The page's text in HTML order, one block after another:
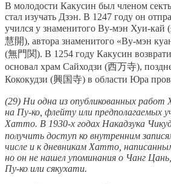
В молодости Какусин был членом
стал изучать Дзэн. В 1247 году он
учился у знаменитого Ву-мэн Хуи-
慧開), автора знаменитого «Ву-мэн
(無門関). В 1254 году Какусин
основал храм Сайходзи (西万寺),
Кококудзи (興国寺) в области Юра
(29) Ни одна из опубликованных
на Пу-ко, флейту или предполагаемых
Хатто. В 1930-х годах Накадзука
получить доступ ко внутренним
числе и к дневникам Хатто,
но он не нашел упоминания о Чанг
Пу-ко или сякухати.